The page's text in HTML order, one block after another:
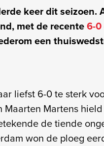
keer dit seizoen.
met de recente6-
een
liefst 6-0 te sterk
Martens
de tiende
won de ploeg